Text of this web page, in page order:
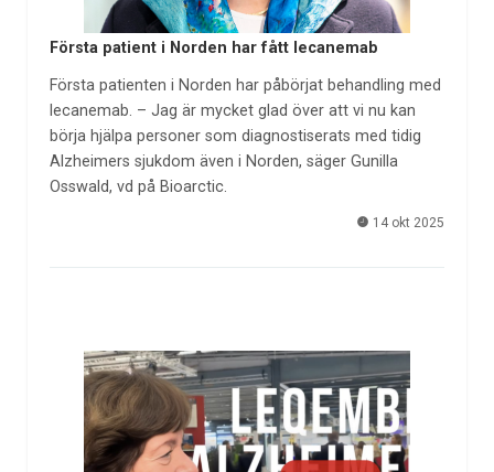
Första patient i Norden har fått lecanemab
Första patienten i Norden har påbörjat behandling med
lecanemab. – Jag är mycket glad över att vi nu kan
börja hjälpa personer som diagnostiserats med tidig
Alzheimers sjukdom även i Norden, säger Gunilla
Osswald, vd på Bioarctic.
14 okt 2025